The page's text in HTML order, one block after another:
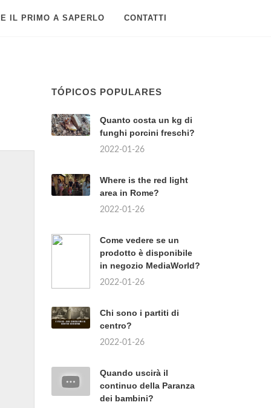
IL PRIMO A SAPERLO CONTATTI
TÓPICOS POPULARES
Quanto costa un kg di
funghi porcini freschi?
2022-01-26
Where is the red light
area in Rome?
2022-01-26
Come vedere se un
prodotto è disponibile
in negozio MediaWorld?
2022-01-26
Chi sono i partiti di
centro?
2022-01-26
Quando uscirà il
continuo della Paranza
dei bambini?